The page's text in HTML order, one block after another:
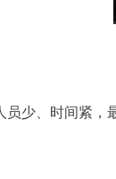
、时间紧，最